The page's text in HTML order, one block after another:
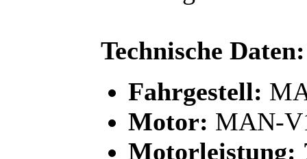
Technische Daten:
Fahrgestell:
Motor: MAN-
Motorleistung: